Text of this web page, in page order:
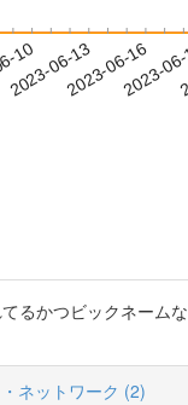
10
2023-06-132023-06-16
2023-
かつビックネーム
ネットワーク (2)